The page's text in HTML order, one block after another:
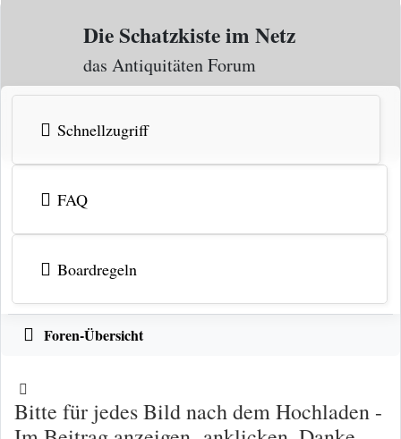
Zum Inhalt
Die Schatzkiste im Netz
das Antiquitäten Forum
Schnellzugriff
FAQ
Boardregeln
Foren-Übersicht
Bitte für jedes Bild nach dem Hochladen -